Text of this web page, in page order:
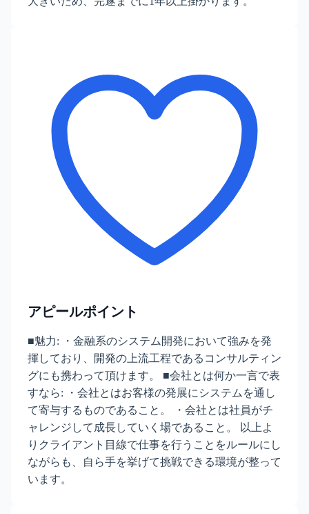
アピールポイント
■魅力: ・金融系のシステム開発において強みを発
揮しており、開発の上流工程であるコンサルティン
グにも携わって頂けます。 ■会社とは何か一言で表
すなら: ・会社とはお客様の発展にシステムを通し
て寄与するものであること。 ・会社とは社員がチ
ャレンジして成長していく場であること。 以上よ
りクライアント目線で仕事を行うことをルールにし
ながらも、自ら手を挙げて挑戦できる環境が整って
います。